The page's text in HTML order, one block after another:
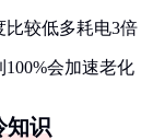
比较低多耗电3倍
100%会加速老化
知识